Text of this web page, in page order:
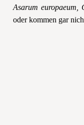
Asarum europaeum,
oder kommen gar